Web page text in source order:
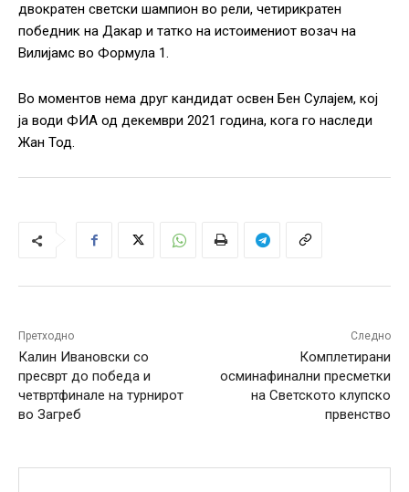
двократен светски шампион во рели, четирикратен
победник на Дакар и татко на истоимениот возач на
Вилијамс во Формула 1.
Во моментов нема друг кандидат освен Бен Сулајем, кој
ја води ФИА од декември 2021 година, кога го наследи
Жан Тод.
Претходно
Калин Ивановски со
пресврт до победа и
четвртфинале на турнирот
во Загреб
Следно
Комплетирани
осминафинални пресметки
на Светското клупско
првенство